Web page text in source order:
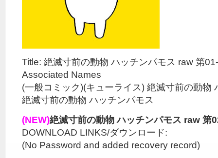
Title: 絶滅寸前の動物 ハッチンパモス raw 第
Associated Names
(一般コミック)(キューライス) 絶滅寸前の動物
絶滅寸前の動物 ハッチンパモス
(NEW)絶滅寸前の動物 ハッチンパモス raw 第
DOWNLOAD LINKS/ダウンロード:
(No Password and added recovery record)